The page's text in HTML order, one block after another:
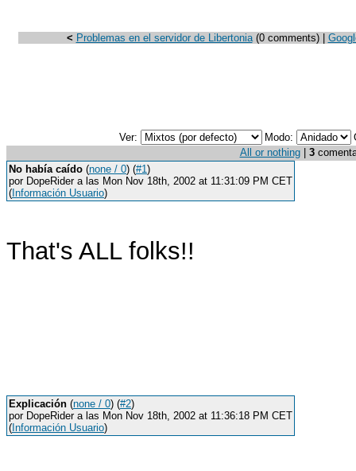
< Problemas en el servidor de Libertonia(0 comments) |
Ver: Modo:
All or nothing| 3
No había caído (none / 0) (#1)
por DopeRider a las Mon Nov 18th, 2002 at 11:31:09 PM CET
( Información Usuario)
That's ALL folks!!
Explicación (none / 0) (#2)
por DopeRider a las Mon Nov 18th, 2002 at 11:36:18 PM CET
( Información Usuario)